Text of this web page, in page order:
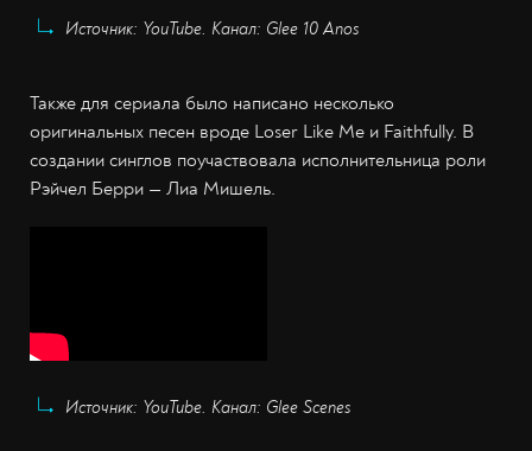
Источник: YouTube. Канал: Glee 10 Anos
Также для сериала было написано несколько
оригинальных песен вроде Loser Like Me и Faithfully. В
создании синглов поучаствовала исполнительница роли
Рэйчел Берри — Лиа Мишель.
Источник: YouTube. Канал: Glee Scenes